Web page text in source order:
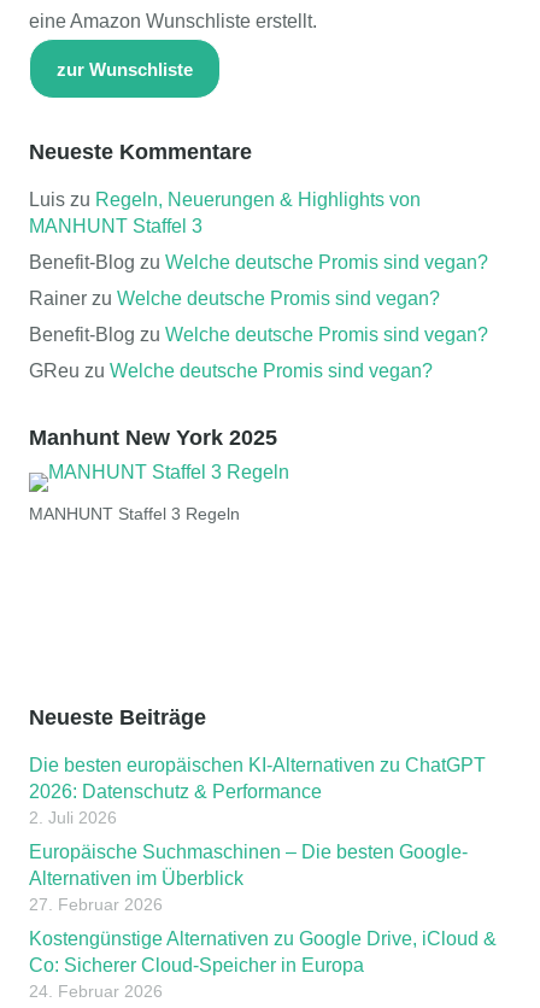
eine Amazon Wunschliste erstellt.
zur Wunschliste
Neueste Kommentare
Luis zu Regeln, Neuerungen & Highlights von
MANHUNT Staffel 3
Benefit-Blog zu Welche deutsche Promis sind vegan?
Rainer zu Welche deutsche Promis sind vegan?
Benefit-Blog zu Welche deutsche Promis sind vegan?
GReu zu Welche deutsche Promis sind vegan?
Manhunt New York 2025
MANHUNT Staffel 3 Regeln
Neueste Beiträge
Die besten europäischen KI-Alternativen zu ChatGPT
2026: Datenschutz & Performance
2. Juli 2026
Europäische Suchmaschinen – Die besten Google-
Alternativen im Überblick
27. Februar 2026
Kostengünstige Alternativen zu Google Drive, iCloud &
Co: Sicherer Cloud-Speicher in Europa
24. Februar 2026